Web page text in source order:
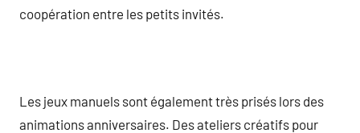
coopération entre les petits invités.
Les jeux manuels sont également très prisés lors des
animations anniversaires. Des ateliers créatifs pour